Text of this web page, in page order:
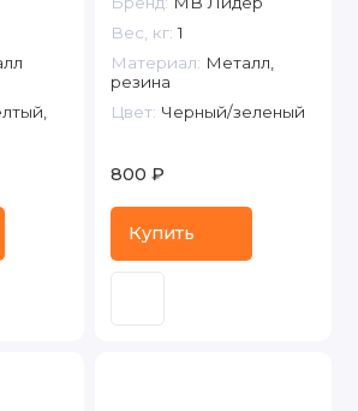
Вес, кг: 1
Материал: Металл,
резина
Цвет: Черный/зеленый
800 ₽
Купить